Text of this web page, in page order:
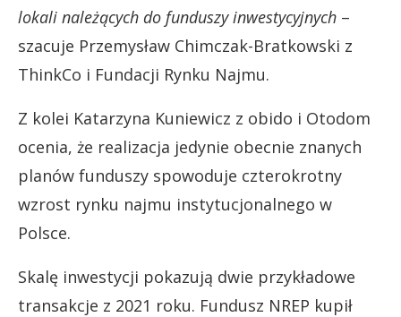
lokali należących do funduszy inwestycyjnych –
szacuje Przemysław Chimczak-Bratkowski z
ThinkCo i Fundacji Rynku Najmu.
Z kolei Katarzyna Kuniewicz z obido i Otodom
ocenia, że realizacja jedynie obecnie znanych
planów funduszy spowoduje czterokrotny
wzrost rynku najmu instytucjonalnego w
Polsce.
Skalę inwestycji pokazują dwie przykładowe
transakcje z 2021 roku. Fundusz NREP kupił